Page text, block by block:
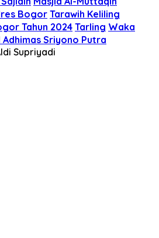
BogorTarawih Keliling
Tahun 2024 Tarling Waka
Sriyono Putra
Supriyadi